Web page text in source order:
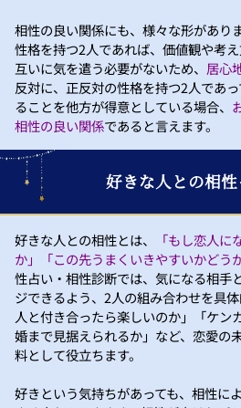
相性の良い関係にも、様々な形があり
性格を持つ2人であれば、価値観や考
互いに気を遣う必要がないため、 居心
反対に、正反対の性格を持つ2人であ
ることを他方が得意としている場合、
相性の良い関係であると言えます。
好きな人との相性
好きな人との相性とは、
「もし恋人
か」「この先うまくいきやすいかどうか
性占い・相性診断では、気になる相手
ジできるよう、2人の組み合わせを具
人と付き合ったら楽しいのか」「ケン
婚まで見据えられるか」など、恋愛の
料として役立ちます。
好きという気持ちがあっても、相性に